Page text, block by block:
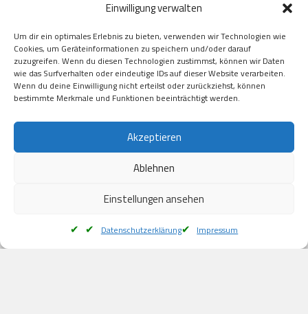
Einwilligung verwalten
Um dir ein optimales Erlebnis zu bieten, verwenden wir Technologien wie
Cookies, um Geräteinformationen zu speichern und/oder darauf
zuzugreifen. Wenn du diesen Technologien zustimmst, können wir Daten
wie das Surfverhalten oder eindeutige IDs auf dieser Website verarbeiten.
Wenn du deine Einwilligung nicht erteilst oder zurückziehst, können
bestimmte Merkmale und Funktionen beeinträchtigt werden.
Akzeptieren
Ablehnen
Einstellungen ansehen
Datenschutzerklärung Impressum
Kauf auf Rechung
Klarna
American Express